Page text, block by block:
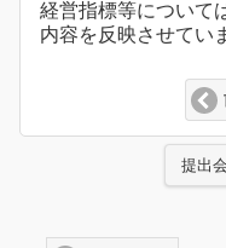
経営指標等について
内容を反映させてい
提出